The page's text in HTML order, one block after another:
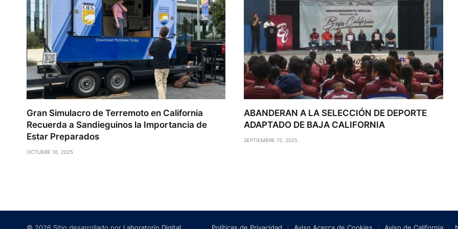
Gran Simulacro de Terremoto en California
Recuerda a Sandieguinos la Importancia de
Estar Preparados
OCTUBRE 16, 2025
ABANDERAN A LA SELECCIÓN DE DEPORTE
ADAPTADO DE BAJA CALIFORNIA
SEPTIEMBRE 15, 2025